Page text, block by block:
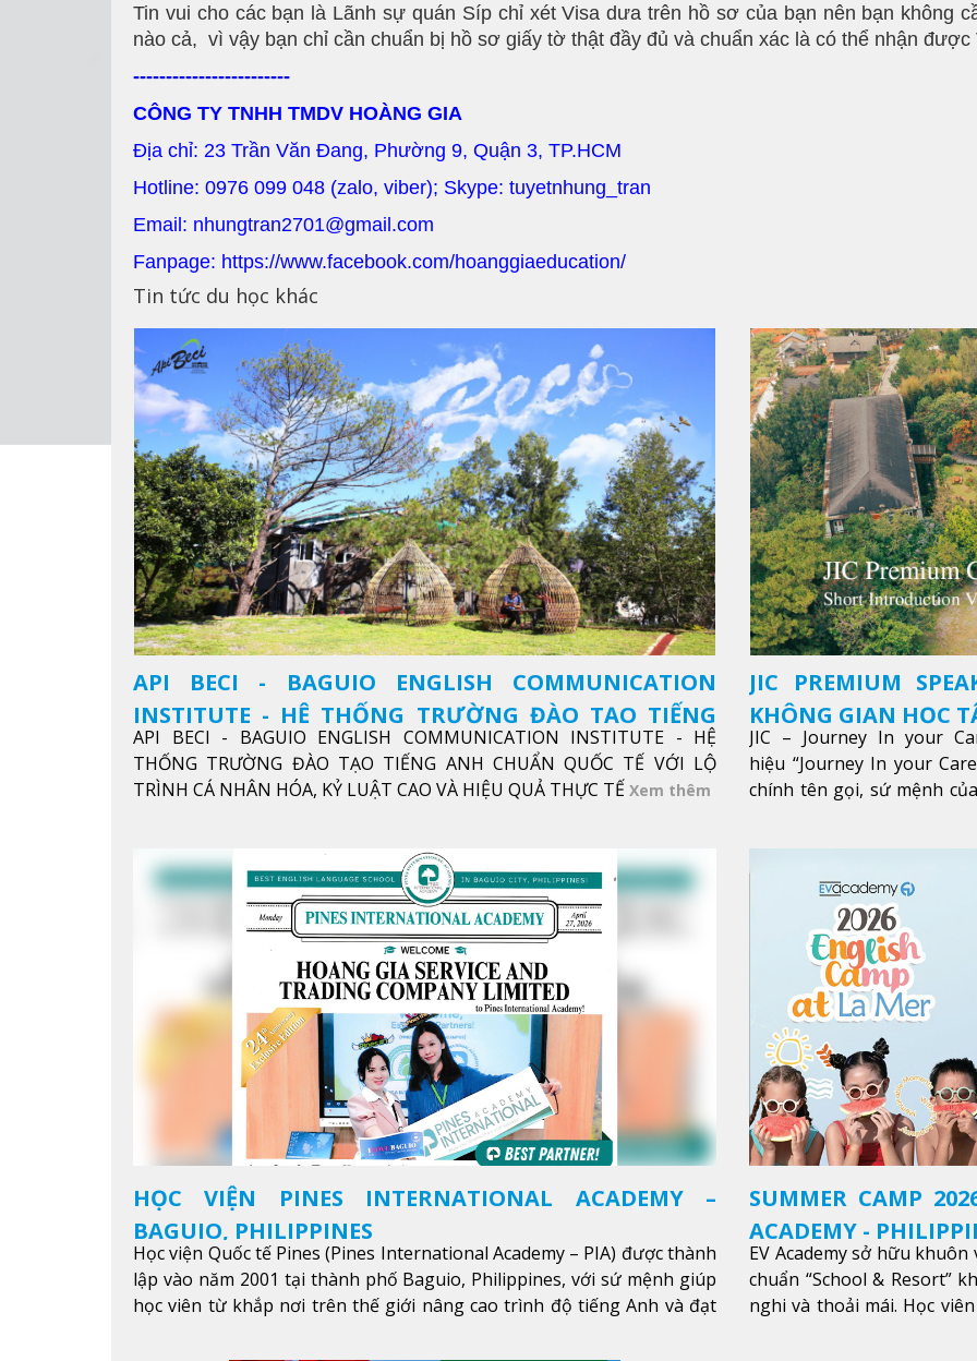
Tin vui cho các bạn là Lãnh sự quán Síp chỉ xét Visa dưa trên hồ sơ của bạn nên bạn không
nào cả, vì vậy bạn chỉ cần chuẩn bị hồ sơ giấy tờ thật đầy đủ và chuẩn xác là có thể nhận được
------------------------
CÔNG TY TNHH TMDV HOÀNG GIA
Địa chỉ: 23 Trần Văn Đang, Phường 9, Quận 3, TP.HCM
Hotline: 0976 099 048 (zalo, viber); Skype: tuyetnhung_tran
Email: nhungtran2701@gmail.com
Fanpage: https://www.facebook.com/hoanggiaeducation/
Tin tức du học khác
API BECI - BAGUIO ENGLISH COMMUNICATION
INSTITUTE - HỆ THỐNG TRƯỜNG ĐÀO TẠO TIẾNG
ANH CHUẨN QUỐC TẾ
API BECI - BAGUIO ENGLISH COMMUNICATION INSTITUTE - HỆ
THỐNG TRƯỜNG ĐÀO TẠO TIẾNG ANH CHUẨN QUỐC TẾ VỚI LỘ
TRÌNH CÁ NHÂN HÓA, KỶ LUẬT CAO VÀ HIỆU QUẢ THỰC TẾ Xem thêm
JIC PREMIUM
KHÔNG GIAN HỌC
JIC – Journey In your
hiệu “Journey In your
chính tên gọi, sứ mệnh
HỌC VIỆN PINES INTERNATIONAL ACADEMY –
BAGUIO, PHILIPPINES
Học viện Quốc tế Pines (Pines International Academy – PIA) được thành
lập vào năm 2001 tại thành phố Baguio, Philippines, với sứ mệnh giúp
học viên từ khắp nơi trên thế giới nâng cao trình độ tiếng Anh và đạt
SUMMER CAMP
ACADEMY -
EV Academy sở hữu
chuẩn “School & Resort”
nghi và thoải mái. Học